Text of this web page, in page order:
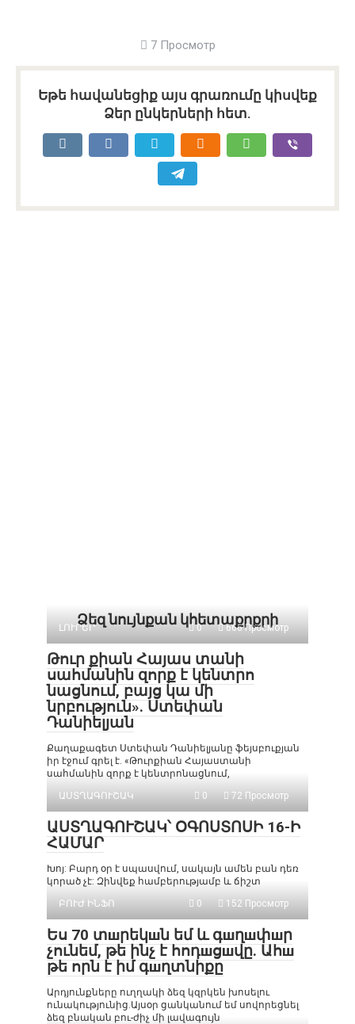
7 Просмотр
Եթե հավանեցիք այս գրառումը կիսվեք
Ձեր ընկերների հետ.
Ձեզ նույնքան կհետաքրքրի
ԼՈՒՐԵՐ 0 666 Просмотр
Թուր քիան Հայաս տանի
սահմանին զորք է կենտրո
նացնում, բայց կա մի
նրբություն». Ստեփան
Դանիելյան
Քաղաքագետ Ստեփան Դանիելյանը ֆեյսբուքյան
իր էջում գրել է. «Թուրքիան Հայաստանի
սահմանին զորք է կենտրոնացնում,
ԱՍՏՂԱԳՈՒՇԱԿ
0 72 Просмотр
ԱՍՏՂԱԳՈՒՇԱԿ՝ ՕԳՈՍՏՈՍԻ 16-Ի
ՀԱՄԱՐ
Խոյ: Բարդ օր է սպասվում, սակայն ամեն բան դեռ
կորած չէ: Զինվեք համբերությամբ և ճիշտ
ԲՈՒԺ ԻՆՖՈ
0 152 Просмотр
Ես 70 տшրեկшն եմ և գшղшփшր
չունեմ, թե ինչ է հոդшցшվը. Ահш
թե որն է իմ գшղտնիքը
Արդյունքները ուղղակի ձեզ կզրկեն խոսելու
ունակությունից.Այսօր ցանկանում եմ սովորեցնել
ձեզ բնական բու-ժիչ մի լավագույն